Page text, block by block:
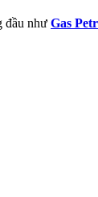
đầu như Gas